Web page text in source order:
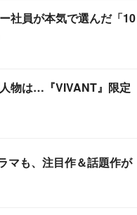
社員が本気で選んだ「10
物は…『VIVANT』限定
マも、注目作＆話題作が